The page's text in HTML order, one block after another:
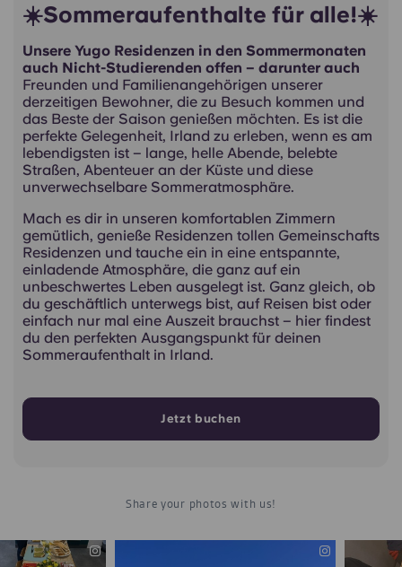
☀️Sommeraufenthalte für alle!☀️
Unsere Yugo Residenzen in den Sommermonaten
auch Nicht-Studierenden offen – darunter auch
Freunden und Familienangehörigen unserer
derzeitigen Bewohner, die zu Besuch kommen und
das Beste der Saison genießen möchten. Es ist die
perfekte Gelegenheit, Irland zu erleben, wenn es am
lebendigsten ist – lange, helle Abende, belebte
Straßen, Abenteuer an der Küste und diese
unverwechselbare Sommeratmosphäre.
Mach es dir in unseren komfortablen Zimmern
gemütlich, genieße Residenzen tollen Gemeinschafts
Residenzen und tauche ein in eine entspannte,
einladende Atmosphäre, die ganz auf ein
unbeschwertes Leben ausgelegt ist. Ganz gleich, ob
du geschäftlich unterwegs bist, auf Reisen bist oder
einfach nur mal eine Auszeit brauchst – hier findest
du den perfekten Ausgangspunkt für deinen
Sommeraufenthalt in Irland.
Jetzt buchen